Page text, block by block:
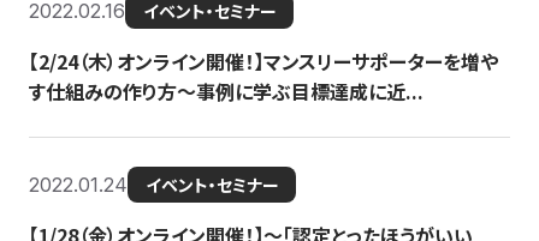
2022.02.16 イベント・セミナー
【2/24（木）オンライン開催！】マンスリーサポーターを増や
す仕組みの作り方〜事例に学ぶ目標達成に近...
2022.01.24 イベント・セミナー
【1/28（金）オンライン開催！】〜「認定とったほうがいい